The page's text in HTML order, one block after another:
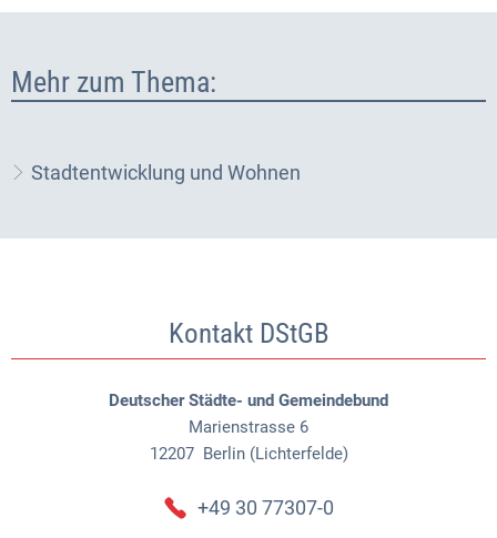
Mehr zum Thema:
Stadtentwicklung und Wohnen
Kontakt DStGB
Deutscher Städte- und Gemeindebund
Marienstrasse 6
12207 Berlin (Lichterfelde)
+49 30 77307-0